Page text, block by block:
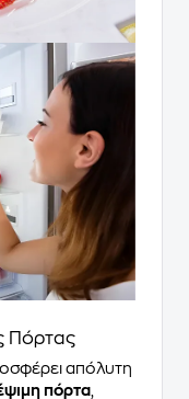
Πόρτας
απόλυτη
πόρτα